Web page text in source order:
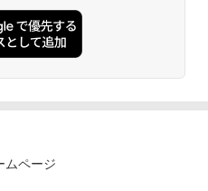
ボンブラック)
Xbox 充電式バッテリー + US
滅の刃」無限城編 第一章 猗
通常版 [Blu-ray]
滅の刃」無限城編 第一章 猗
常版 [DVD]
ムページ